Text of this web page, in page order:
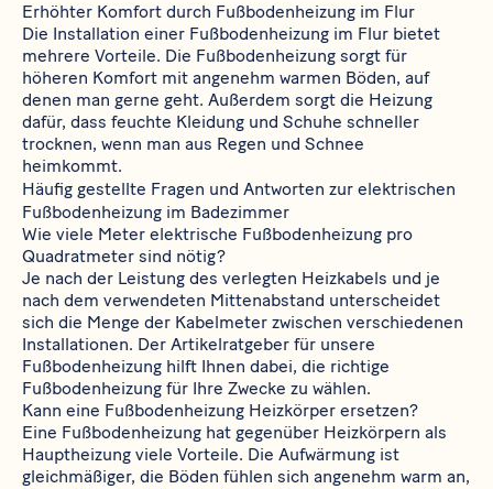
Erhöhter Komfort durch Fußbodenheizung im Flur
Die Installation einer Fußbodenheizung im Flur bietet
mehrere Vorteile. Die Fußbodenheizung sorgt für
höheren Komfort mit angenehm warmen Böden, auf
denen man gerne geht. Außerdem sorgt die Heizung
dafür, dass feuchte Kleidung und Schuhe schneller
trocknen, wenn man aus Regen und Schnee
heimkommt.
Häufig gestellte Fragen und Antworten zur elektrischen
Fußbodenheizung im Badezimmer
Wie viele Meter elektrische Fußbodenheizung pro
Quadratmeter sind nötig?
Je nach der Leistung des verlegten Heizkabels und je
nach dem verwendeten Mittenabstand unterscheidet
sich die Menge der Kabelmeter zwischen verschiedenen
Installationen. Der Artikelratgeber für unsere
Fußbodenheizung hilft Ihnen dabei, die richtige
Fußbodenheizung für Ihre Zwecke zu wählen.
Kann eine Fußbodenheizung Heizkörper ersetzen?
Eine Fußbodenheizung hat gegenüber Heizkörpern als
Hauptheizung viele Vorteile. Die Aufwärmung ist
gleichmäßiger, die Böden fühlen sich angenehm warm an,